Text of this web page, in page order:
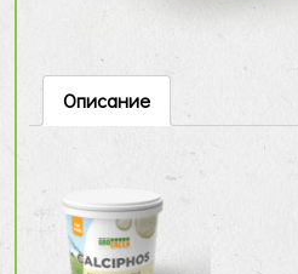
Описание